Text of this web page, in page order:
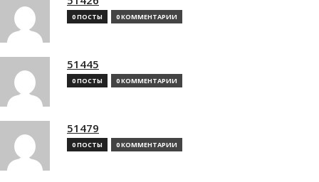
0 ПОСТЫ 0 КОММЕНТАРИИ
51445
0 ПОСТЫ 0 КОММЕНТАРИИ
51479
0 ПОСТЫ 0 КОММЕНТАРИИ